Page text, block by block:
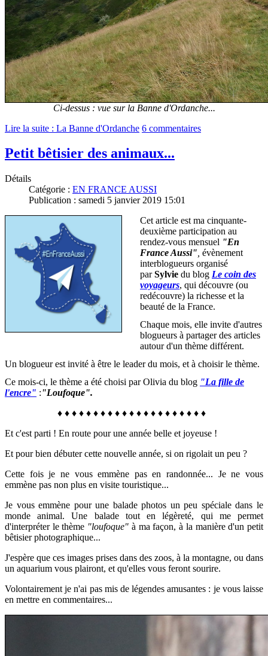
Ci-dessus : vue sur la Banne d'Ordanche...
Lire la suite : La Banne d'Ordanche 6 commentaires
Petit bêtisier des animaux...
Détails
Catégorie : EN FRANCE AUSSI
Publication : samedi 5 janvier 2019 15:01
Cet article est ma cinquante-
deuxième participation au
rendez-vous mensuel "En
France Aussi" évènement
interblogueurs organisé
parSylvie du blog Le coin des
voyageurs, qui découvre (ou
redécouvre) la richesse et la
beauté de la France.
Chaque mois, elle invite d'autres
blogueurs à partager des articles
autour d'un thème différent.
Un blogueur est invité à être le leader du mois, et à choisir le thème.
Ce mois-ci, le thème a été choisi par Olivia du blog "La fille de
l'encre" :"Loufoque".
♦ ♦ ♦ ♦ ♦ ♦ ♦ ♦ ♦ ♦ ♦ ♦ ♦ ♦ ♦ ♦ ♦ ♦ ♦ ♦ ♦
Et c'est parti ! En route pour une année belle et joyeuse !
Et pour bien débuter cette nouvelle année, si on rigolait un peu ?
Cette fois je ne vous emmène pas en randonnée... Je ne vous
emmène pas non plus en visite touristique...
Je vous emmène pour une balade photos un peu spéciale dans le
monde animal. Une balade tout en légèreté, qui me permet
d'interpréter le thème "loufoque" à ma façon, à la manière d'un petit
bêtisier photographique...
J'espère que ces images prises dans des zoos, à la montagne, ou dans
un aquarium vous plairont, et qu'elles vous feront sourire.
Volontairement je n'ai pas mis de légendes amusantes : je vous laisse
en mettre en commentaires...